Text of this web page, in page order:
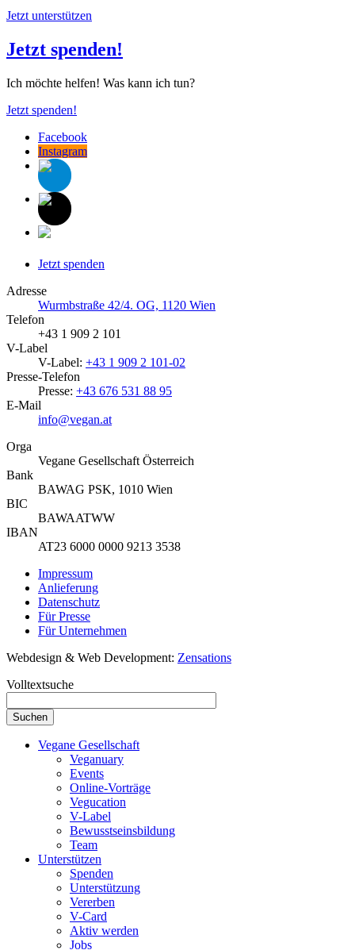
Jetzt unterstützen
Jetzt spenden!
Ich möchte helfen! Was kann ich tun?
Jetzt spenden!
Facebook
Instagram
Jetzt spenden
Adresse
Wurmbstraße 42/4. OG, 1120 Wien
Telefon
+43 1 909 2 101
V-Label
V-Label: +43 1 909 2 101-02
Presse-Telefon
Presse: +43 676 531 88 95
E-Mail
info@vegan.at
Orga
Vegane Gesellschaft Österreich
Bank
BAWAG PSK, 1010 Wien
BIC
BAWAATWW
IBAN
AT23 6000 0000 9213 3538
Impressum
Anlieferung
Datenschutz
Für Presse
Für Unternehmen
Webdesign & Web Development: Zensations
Volltextsuche
Vegane Gesellschaft
Veganuary
Events
Online-Vorträge
Vegucation
V-Label
Bewusstseinsbildung
Team
Unterstützen
Spenden
Unterstützung
Vererben
V-Card
Aktiv werden
Jobs